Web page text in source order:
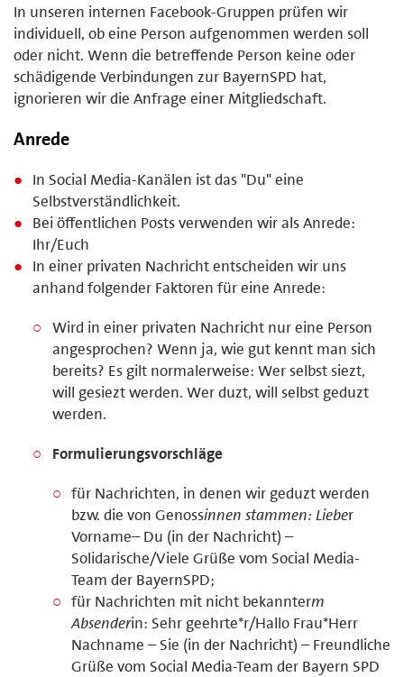
In unseren internen Facebook-Gruppen prüfen wir
individuell, ob eine Person aufgenommen werden soll
oder nicht. Wenn die betreffende Person keine oder
schädigende Verbindungen zur BayernSPD hat,
ignorieren wir die Anfrage einer Mitgliedschaft.
Anrede
In Social Media-Kanälen ist das "Du" eine
Selbstverständlichkeit.
Bei öffentlichen Posts verwenden wir als Anrede:
Ihr/Euch
In einer privaten Nachricht entscheiden wir uns
anhand folgender Faktoren für eine Anrede:
Wird in einer privaten Nachricht nur eine Person
angesprochen? Wenn ja, wie gut kennt man sich
bereits? Es gilt normalerweise: Wer selbst siezt,
will gesiezt werden. Wer duzt, will selbst geduzt
werden.
Formulierungsvorschläge
für Nachrichten, in denen wir geduzt werden
bzw. die von Genossinnen stammen: Lieber
Vorname– Du (in der Nachricht) –
Solidarische/Viele Grüße vom Social Media-
Team der BayernSPD;
für Nachrichten mit nicht bekannterm
Absenderin: Sehr geehrte*r/Hallo Frau*Herr
Nachname – Sie (in der Nachricht) – Freundliche
Grüße vom Social Media-Team der Bayern SPD